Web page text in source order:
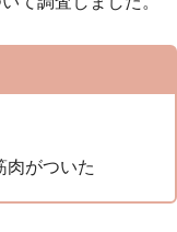
肉がついた